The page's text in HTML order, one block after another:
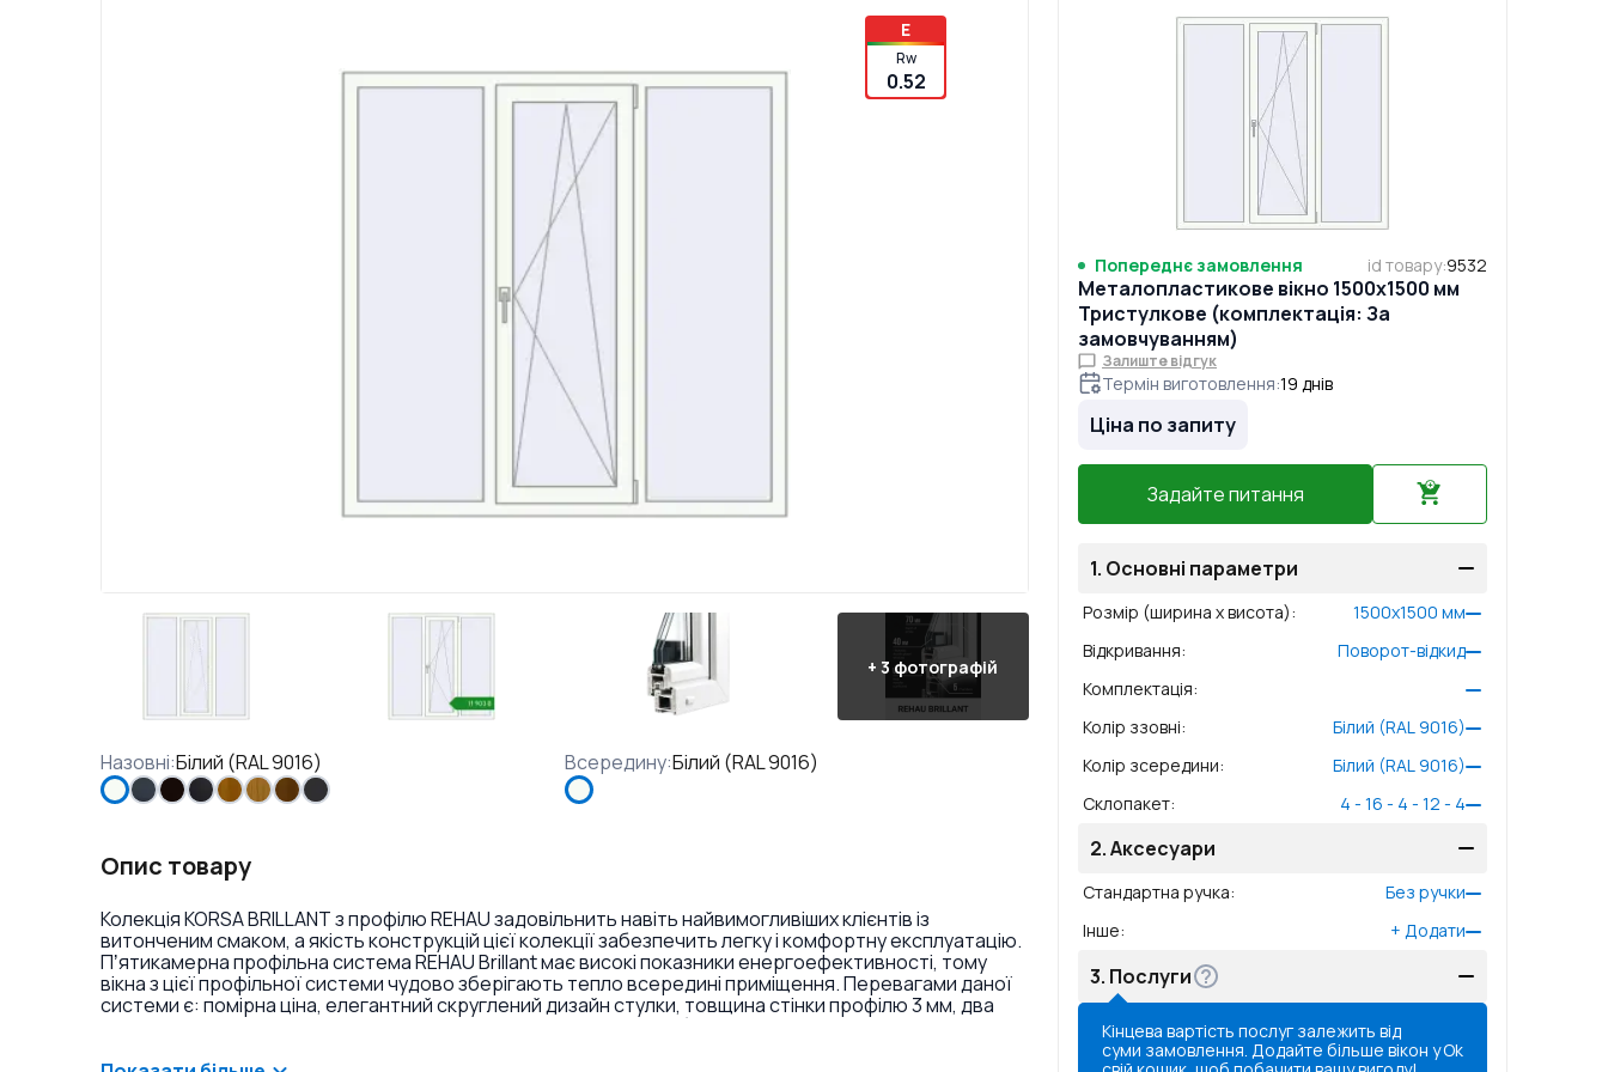
E
Rw
0.52
+3 фотографій
Назовні:Білий (RAL 9016) Всередину:Білий (RAL 9016)
Опис товару
Колекція KORSA BRILLANT з профілю REHAU задовільнить навіть найвимогливіших клієнтів із
витонченим смаком, а якість конструкцій цієї колекції забезпечить легку і комфортну експлуатацію.
Пʼятикамерна профільна система REHAU Brillant має високі показники енергоефективності, тому
вікна з цієї профільної системи чудово зберігають тепло всередині приміщення. Перевагами даної
системи є: помірна ціна, елегантний скруглений дизайн стулки, товщина стінки профілю 3 мм, два
контури високоякісного ущільнення з високим вмістом каучуку (затримують повітряний потік і
Попереднє замовлення id товару:9532
Металопластикове вікно 1500x1500 мм
Тристулкове (комплектація: За
замовчуванням)
Залиште відгук
Термін виготовлення:19 днів
Ціна по запиту
Задайте питання
1. Основні параметри
Розмір (ширина x висота): 1500x1500 мм
Відкривання:
Поворот-відкид
Комплектація:
Колір ззовні:
Білий (RAL 9016)
Колір зсередини:
Білий (RAL 9016)
Склопакет: 4 - 16 - 4 - 12 - 4
2.Аксесуари
Стандартна ручка:
Без ручки
Інше: + Додати
3. Послуги
Кінцева вартість послуг залежить від
суми замовлення. Додайте більше вікон уOk